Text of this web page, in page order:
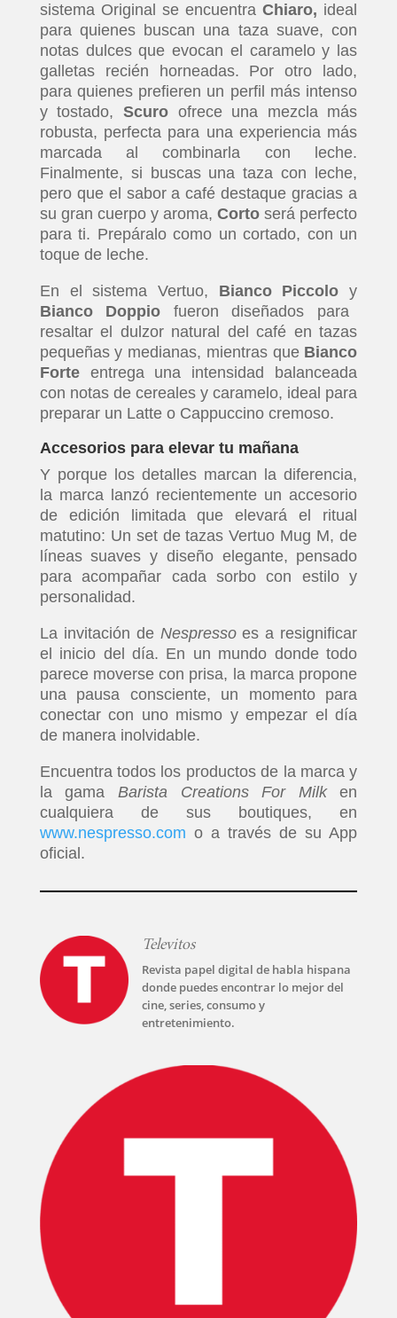
sistema Original se encuentra Chiaro, ideal
para quienes buscan una taza suave, con
notas dulces que evocan el caramelo y las
galletas recién horneadas. Por otro lado,
para quienes prefieren un perfil más intenso
y tostado, Scuroofrece una mezcla más
robusta, perfecta para una experiencia más
marcada al combinarla con leche.
Finalmente, si buscas una taza con leche,
pero que el sabor a café destaque gracias a
su gran cuerpo y aroma,Corto será perfecto
para ti. Prepáralo como un cortado, con un
toque de leche.
En el sistema Vertuo, Bianco Piccoloy
Bianco Doppio fueron diseñados para
resaltar el dulzor natural del café en tazas
pequeñas y medianas, mientras que Bianco
Forteentrega una intensidad balanceada
con notas de cereales y caramelo, ideal para
preparar un Latte o Cappuccino cremoso.
Accesorios para elevar tu mañana
Y porque los detalles marcan la diferencia,
la marca lanzó recientemente un accesorio
de edición limitada que elevará el ritual
matutino: Un set de tazas Vertuo Mug M, de
líneas suaves y diseño elegante, pensado
para acompañar cada sorbo con estilo y
personalidad.
La invitación de Nespressoes a resignificar
el inicio del día. En un mundo donde todo
parece moverse con prisa, la marca propone
una pausa consciente, un momento para
conectar con uno mismo y empezar el día
de manera inolvidable.
Encuentra todos los productos de la marca y
la gama Barista Creations For Milken
cualquiera de sus boutiques, en
www.nespresso.com o a través de su App
oficial.
Televitos
Revista papel digital de habla hispana
donde puedes encontrar lo mejor del
cine, series, consumo y
entretenimiento.